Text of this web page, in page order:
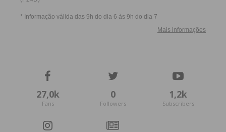
27,0k
Fans
0
Followers
1,2k
Subscribers